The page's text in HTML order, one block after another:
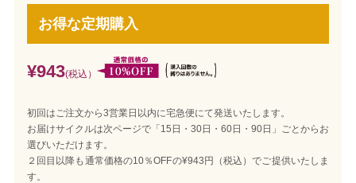
お得な定期購入
¥943(税込）
初回はご注文から3営業日以内に宅急便にて発送いたします。
お届けサイクルは次ページで「15日・30日・60日・90日」ごとからお
選びいただけます。
２回目以降も通常価格の10％OFFの¥943円（税込）でご提供いたしま
す。